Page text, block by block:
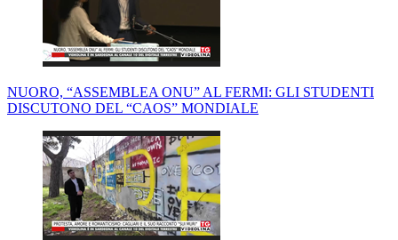
NUORO, “ASSEMBLEA ONU” AL FERMI: GLI STUDENTI
DISCUTONO DEL “CAOS” MONDIALE